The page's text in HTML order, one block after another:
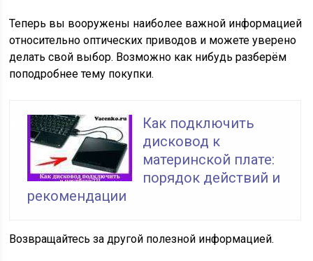
Теперь вы вооружены наиболее важной информацией
относительно оптических приводов и можете уверено
делать свой выбор. Возможно как нибудь разберём
поподробнее тему покупки.
Как подключить
дисковод к
материнской плате:
порядок действий и
рекомендации
Возвращайтесь за другой полезной информацией.